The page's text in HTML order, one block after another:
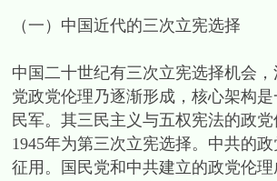
（一）中国近代的三次立宪选择
中国二十世纪有三次立宪选择机会
党政党伦理乃逐渐形成，核心架构
民军。其三民主义与五权宪法的政
1945年为第三次立宪选择。中共的
征用。国民党和中共建立的政党伦